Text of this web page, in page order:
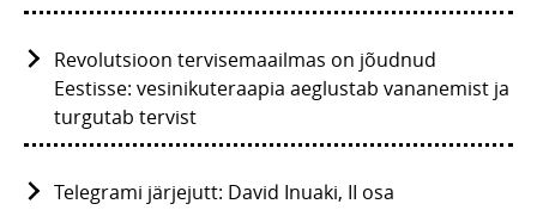
Revolutsioon tervisemaailmas on jõudnud
Eestisse: vesinikuteraapia aeglustab vananemist ja
turgutab tervist
Telegrami järjejutt: David Inuaki, II osa